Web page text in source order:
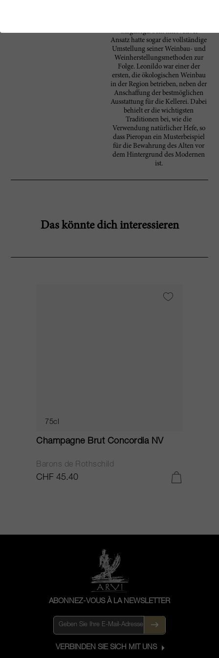
Garganega. Sein innovativer
Ansatz hatte sogar die vollständige
Umstellung seiner Weinbau- und
Weinherstellungsmethoden zur
Folge. Leonildo war einer der
ersten, die ökologischen Weinbau
in der Region betrieben, neben der
Anschaffung der bestmöglichen
Ausstattung für die Kellerei. Dabei
behielt er die wichtigsten
Traditionen bei, wie die
Verwendung natürlicher Hefe, so
dass Pieropan ein Musterbeispiel
für die Bewahrung des Alten vor
dem Hintergrund des Modernen
ist.
Das könnte dich interessieren
75cl
Champagne Brut Concordia NV
Barons de Rothschild
CHF 45.40
ABONNEZ-VOUS À LA NEWSLETTER
VERBINDEN SIE SICH MIT UNS